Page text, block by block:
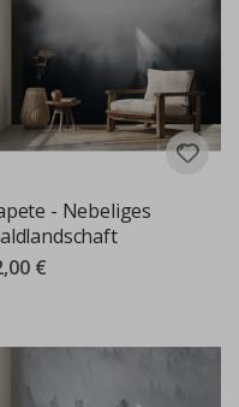
- Nebeliges
€